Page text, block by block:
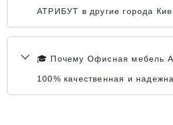
АТРИБУТ в другие города
🎓 Почему Офисная мебель
100% качественная и